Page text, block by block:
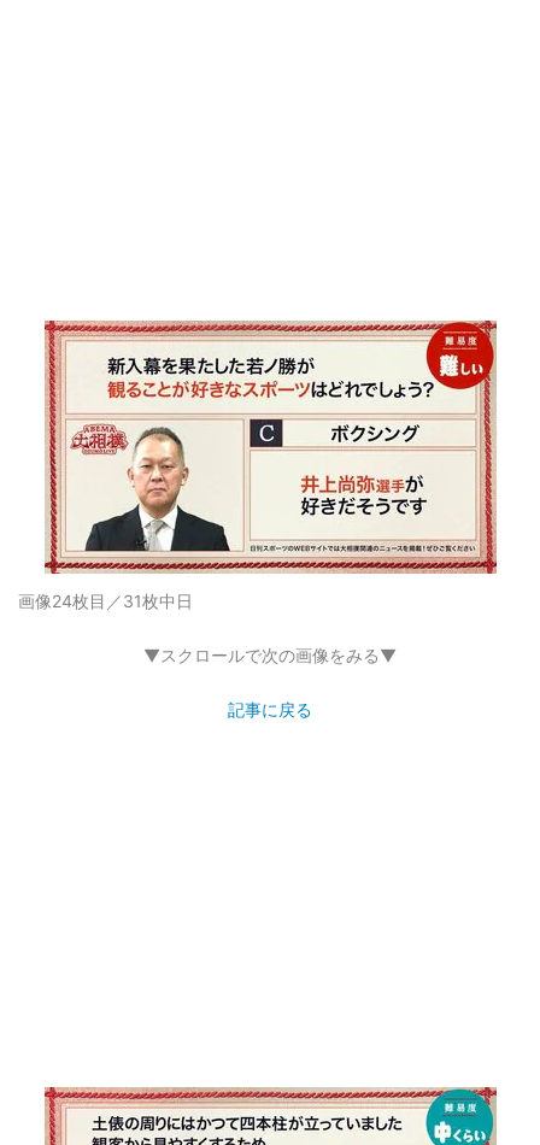
画像24枚目／31枚中日
▼スクロールで次の画像をみる▼
記事に戻る